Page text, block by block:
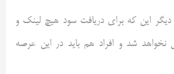
این که برای دریافت سود هیچ لینک و
نخواهد شد و افراد هم باید در این عرصه